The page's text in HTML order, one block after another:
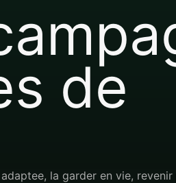
de
la garder en vie,